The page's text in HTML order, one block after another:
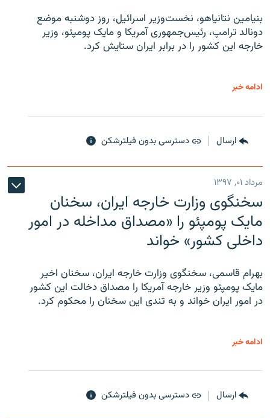
بنیامین نتانیاهو، نخست‌وزیر اسرائیل، روز دوشنبه موضع
دونالد ترامپ، رئیس‌جمهوری آمریکا و مایک پومپئو، وزیر
خارجه این کشور را در برابر ایران ستایش کرد.
ادامه خبر
ارسال دسترسی بدون فیلترشکن
مرداد ۰۱, ۱۳۹۷
سخنگوی وزارت خارجه ایران، سخنان
مایک پومپئو را «مصداق مداخله در امور
داخلی کشور» خواند
بهرام قاسمی، سخنگوی وزارت خارجه ایران، سخنان اخیر
مایک پومپئو وزیر خارجه آمریکا را مصداق دخالت این کشور
در امور ایران خواند و به تندی این سخنان را محکوم کرد.
ادامه خبر
ارسال دسترسی بدون فیلترشکن